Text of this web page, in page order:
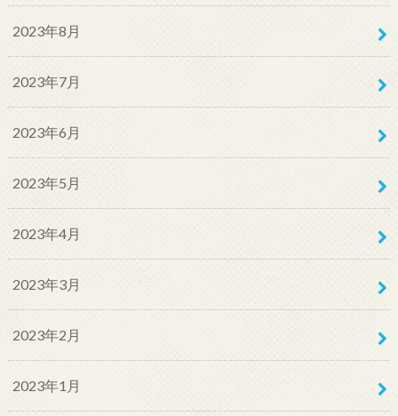
2023年8月
2023年7月
2023年6月
2023年5月
2023年4月
2023年3月
2023年2月
2023年1月